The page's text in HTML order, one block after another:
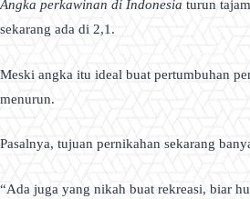
Angka perkawinan di Indonesia turun
sekarang ada di 2,1.
Meski angka itu ideal buat pertumbuhan
menurun.
Pasalnya, tujuan pernikahan sekarang
“Ada juga yang nikah buat rekreasi, biar